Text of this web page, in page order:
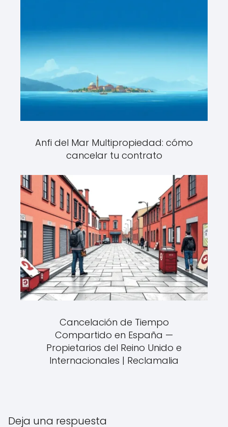
Anfi del Mar Multipropiedad: cómo
cancelar tu contrato
Cancelación de Tiempo
Compartido en España —
Propietarios del Reino Unido e
Internacionales | Reclamalia
Deja una respuesta